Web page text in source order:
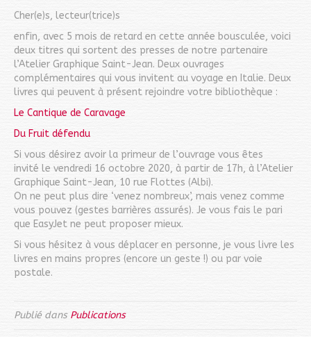
Cher(e)s, lecteur(trice)s
enfin, avec 5 mois de retard en cette année bousculée, voici
deux titres qui sortent des presses de notre partenaire
l’Atelier Graphique Saint-Jean. Deux ouvrages
complémentaires qui vous invitent au voyage en Italie. Deux
livres qui peuvent à présent rejoindre votre bibliothèque :
Le Cantique de Caravage
Du Fruit défendu
Si vous désirez avoir la primeur de l’ouvrage vous êtes
invité le vendredi 16 octobre 2020, à partir de 17h, à l’Atelier
Graphique Saint-Jean, 10 rue Flottes (Albi).
On ne peut plus dire ‘venez nombreux’, mais venez comme
vous pouvez (gestes barrières assurés). Je vous fais le pari
que EasyJet ne peut proposer mieux.
Si vous hésitez à vous déplacer en personne, je vous livre les
livres en mains propres (encore un geste !) ou par voie
postale.
Publié dans Publications